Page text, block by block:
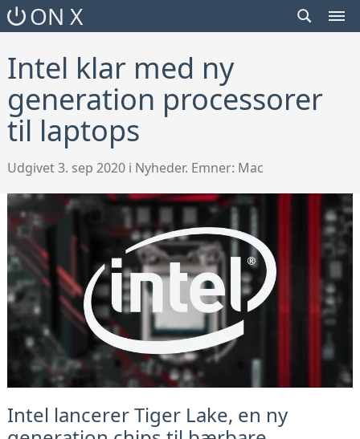
ON X
TOGGLE
Intel klar med ny
generation processorer
til laptops
Udgivet 3. sep 2020 i Nyheder. Emner: Mac
Intel lancerer Tiger Lake, en ny